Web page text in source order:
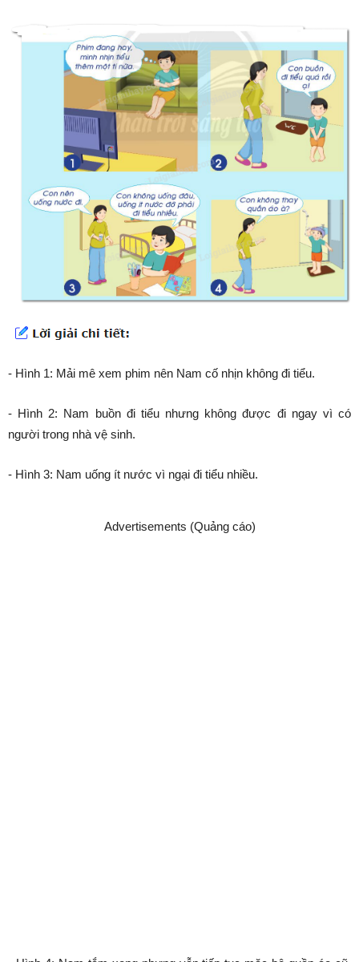
- Hình 1: Mải mê xem phim nên Nam cố nhịn không đi tiểu.
- Hình 2: Nam buồn đi tiểu nhưng không được đi ngay vì có
người trong nhà vệ sinh.
- Hình 3: Nam uống ít nước vì ngại đi tiểu nhiều.
Advertisements (Quảng cáo)